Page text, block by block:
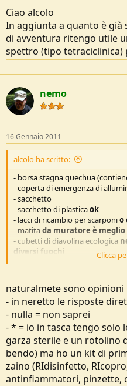
e
Ciao alcolo
In aggiunta a quanto è
di avventura ritengo utile
spettro (tipo tetraciclinica)
nemo
16 Gennaio 2011
alcolo ha scritto:
- borsa stagna quechua
- coperta di emergenza di
- sacchetto
- sacchetto di plasticaok
- lacci di ricambio per scarponio
- matitada muratore è meglio
- cubetti di diavolina ecologica
diversi fuochi
- accendinook
- custodia kit medico
- 6 cerotti*
- bustina di zuccherook
- fazzoletti di cartaok
- torcia a dinamook ma
- saponenel kit sicurezza
- cerotto per vesciche *
- benda adesiva *
- garza sterile sigillata *
- accendino di scortavisto il bic
Clicca
naturalmete sono opinioni
- in neretto le risposte
- nulla = non saprei
- * = io in tasca tengo solo
garza sterile e un rotolino
bendo) ma ho un kit di
zaino (RIdisinfetto,
antinfiammatori, pinzette,